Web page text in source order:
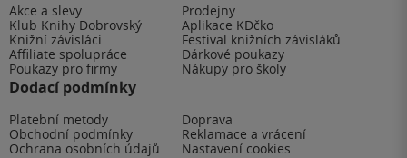
Akce a slevy
Prodejny
Klub Knihy Dobrovský
Aplikace KDčko
Knižní závisláci
Festival knižních závisláků
Affiliate spolupráce
Dárkové poukazy
Poukazy pro firmy
Nákupy pro školy
Dodací podmínky
Platební metody
Doprava
Obchodní podmínky
Reklamace a vrácení
Ochrana osobních údajů
Nastavení cookies